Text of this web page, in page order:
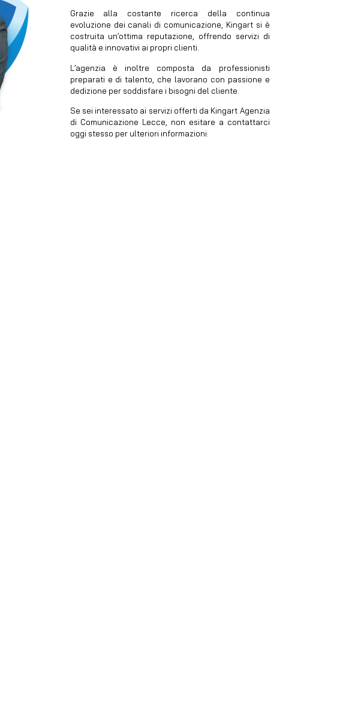
Grazie alla costante ricerca della continua
evoluzione dei canali di comunicazione, Kingart si è
costruita un’ottima reputazione, offrendo servizi di
qualità e innovativi ai propri clienti.
L’agenzia è inoltre composta da professionisti
preparati e di talento, che lavorano con passione e
dedizione per soddisfare i bisogni del cliente.
Se sei interessato ai servizi offerti da Kingart Agenzia
di Comunicazione Lecce, non esitare a contattarci
oggi stesso per ulteriori informazioni.